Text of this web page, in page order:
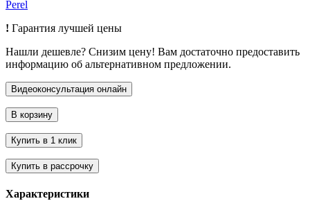
Perel
! Гарантия лучшей цены
Нашли дешевле? Снизим цену! Вам достаточно предоставить
информацию об альтернативном предложении.
Характеристики